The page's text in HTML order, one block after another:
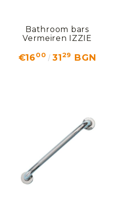
Bathroom bars
Vermeiren IZZIE
€1600 3129 BGN